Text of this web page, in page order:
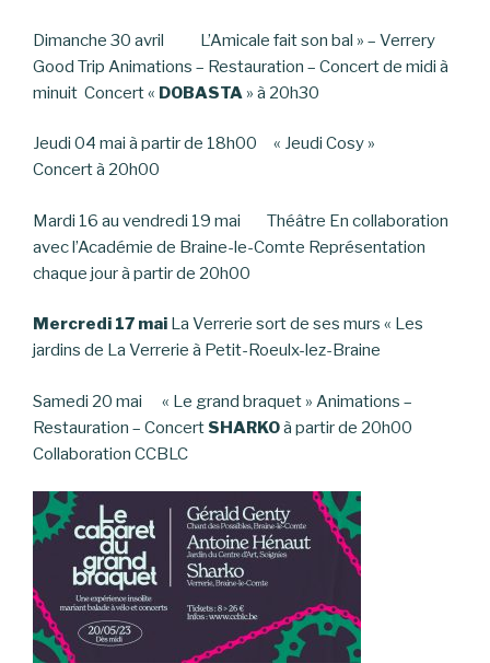
Dimanche 30 avril L’Amicale fait son bal » – Verrery
Good Trip Animations – Restauration – Concert de midi à
minuit Concert « DOBASTA » à 20h30
Jeudi 04 mai à partir de 18h00 « Jeudi Cosy »
Concert à 20h00
Mardi 16 au vendredi 19 mai Théâtre En collaboration
avec l’Académie de Braine-le-Comte Représentation
chaque jour à partir de 20h00
Mercredi 17 mai La Verrerie sort de ses murs « Les
jardins de La Verrerie à Petit-Roeulx-lez-Braine
Samedi 20 mai « Le grand braquet » Animations –
Restauration – Concert SHARKOà partir de 20h00
Collaboration CCBLC